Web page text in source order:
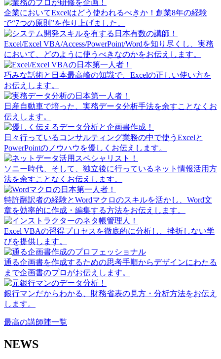
企業においてExcelはどう使われるべきか！創業8年の経験
で“7つの原則”を作り上げました。
Excel/Excel VBA/Access/PowerPoint/Wordを知り尽くし、実務
において、どのように使うべきなのかをお伝えします。
巧みな話術と日本最高峰の知識で、Excelの正しい使い方を
お伝えします。
日産自動車で培った、実務データ分析手法を余すことなくお
伝えします。
日々行っているコンサルティング業務の中で使うExcelと
PowerPointのノウハウを優しくお伝えします。
ソニー時代、そして、独立後に行っているネット情報活用方
法を余すことなくお伝えします。
特許翻訳者の経験とWordマクロのスキルを活かし、Word文
章を効率的に作成・編集する方法をお伝えします。
Excel VBAの習得プロセスを徹底的に分析し、挫折しない学
びを提供します。
通る企画書を作成するための思考手順からデザインにわたる
まで企画書のプロがお伝えします。
銀行マンだからわかる、財務省表の見方・分析方法をお伝え
します。
最高の講師陣一覧
NEWS